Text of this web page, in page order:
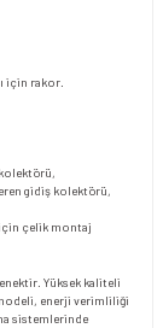
için rakor.
gidiş kolektörü,
çelik montaj
Yüksek kaliteli
enerji verimliliği
sistemlerinde